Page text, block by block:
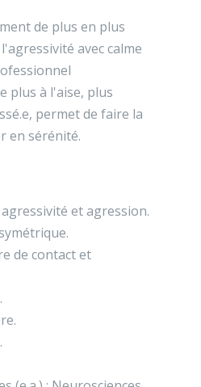
de plus en plus
avec calme
plus à l'aise, plus
permet de faire la
en sérénité.
et agression.
de contact et